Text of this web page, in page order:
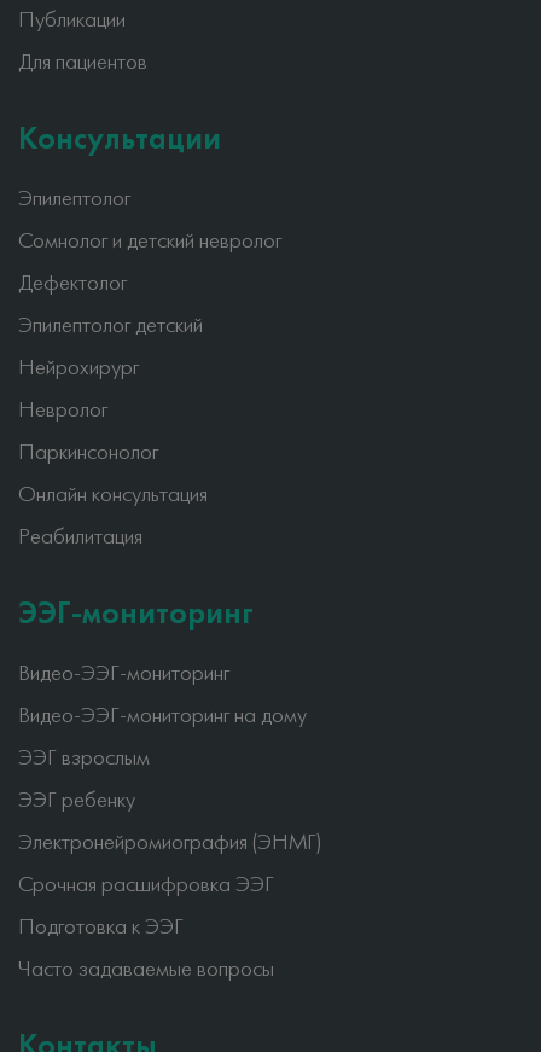
Публикации
Для пациентов
Консультации
Эпилептолог
Сомнолог и детский невролог
Дефектолог
Эпилептолог детский
Нейрохирург
Невролог
Паркинсонолог
Онлайн консультация
Реабилитация
ЭЭГ-мониторинг
Видео-ЭЭГ-мониторинг
Видео-ЭЭГ-мониторинг на дому
ЭЭГ взрослым
ЭЭГ ребенку
Электронейромиография (ЭНМГ)
Срочная расшифровка ЭЭГ
Подготовка к ЭЭГ
Часто задаваемые вопросы